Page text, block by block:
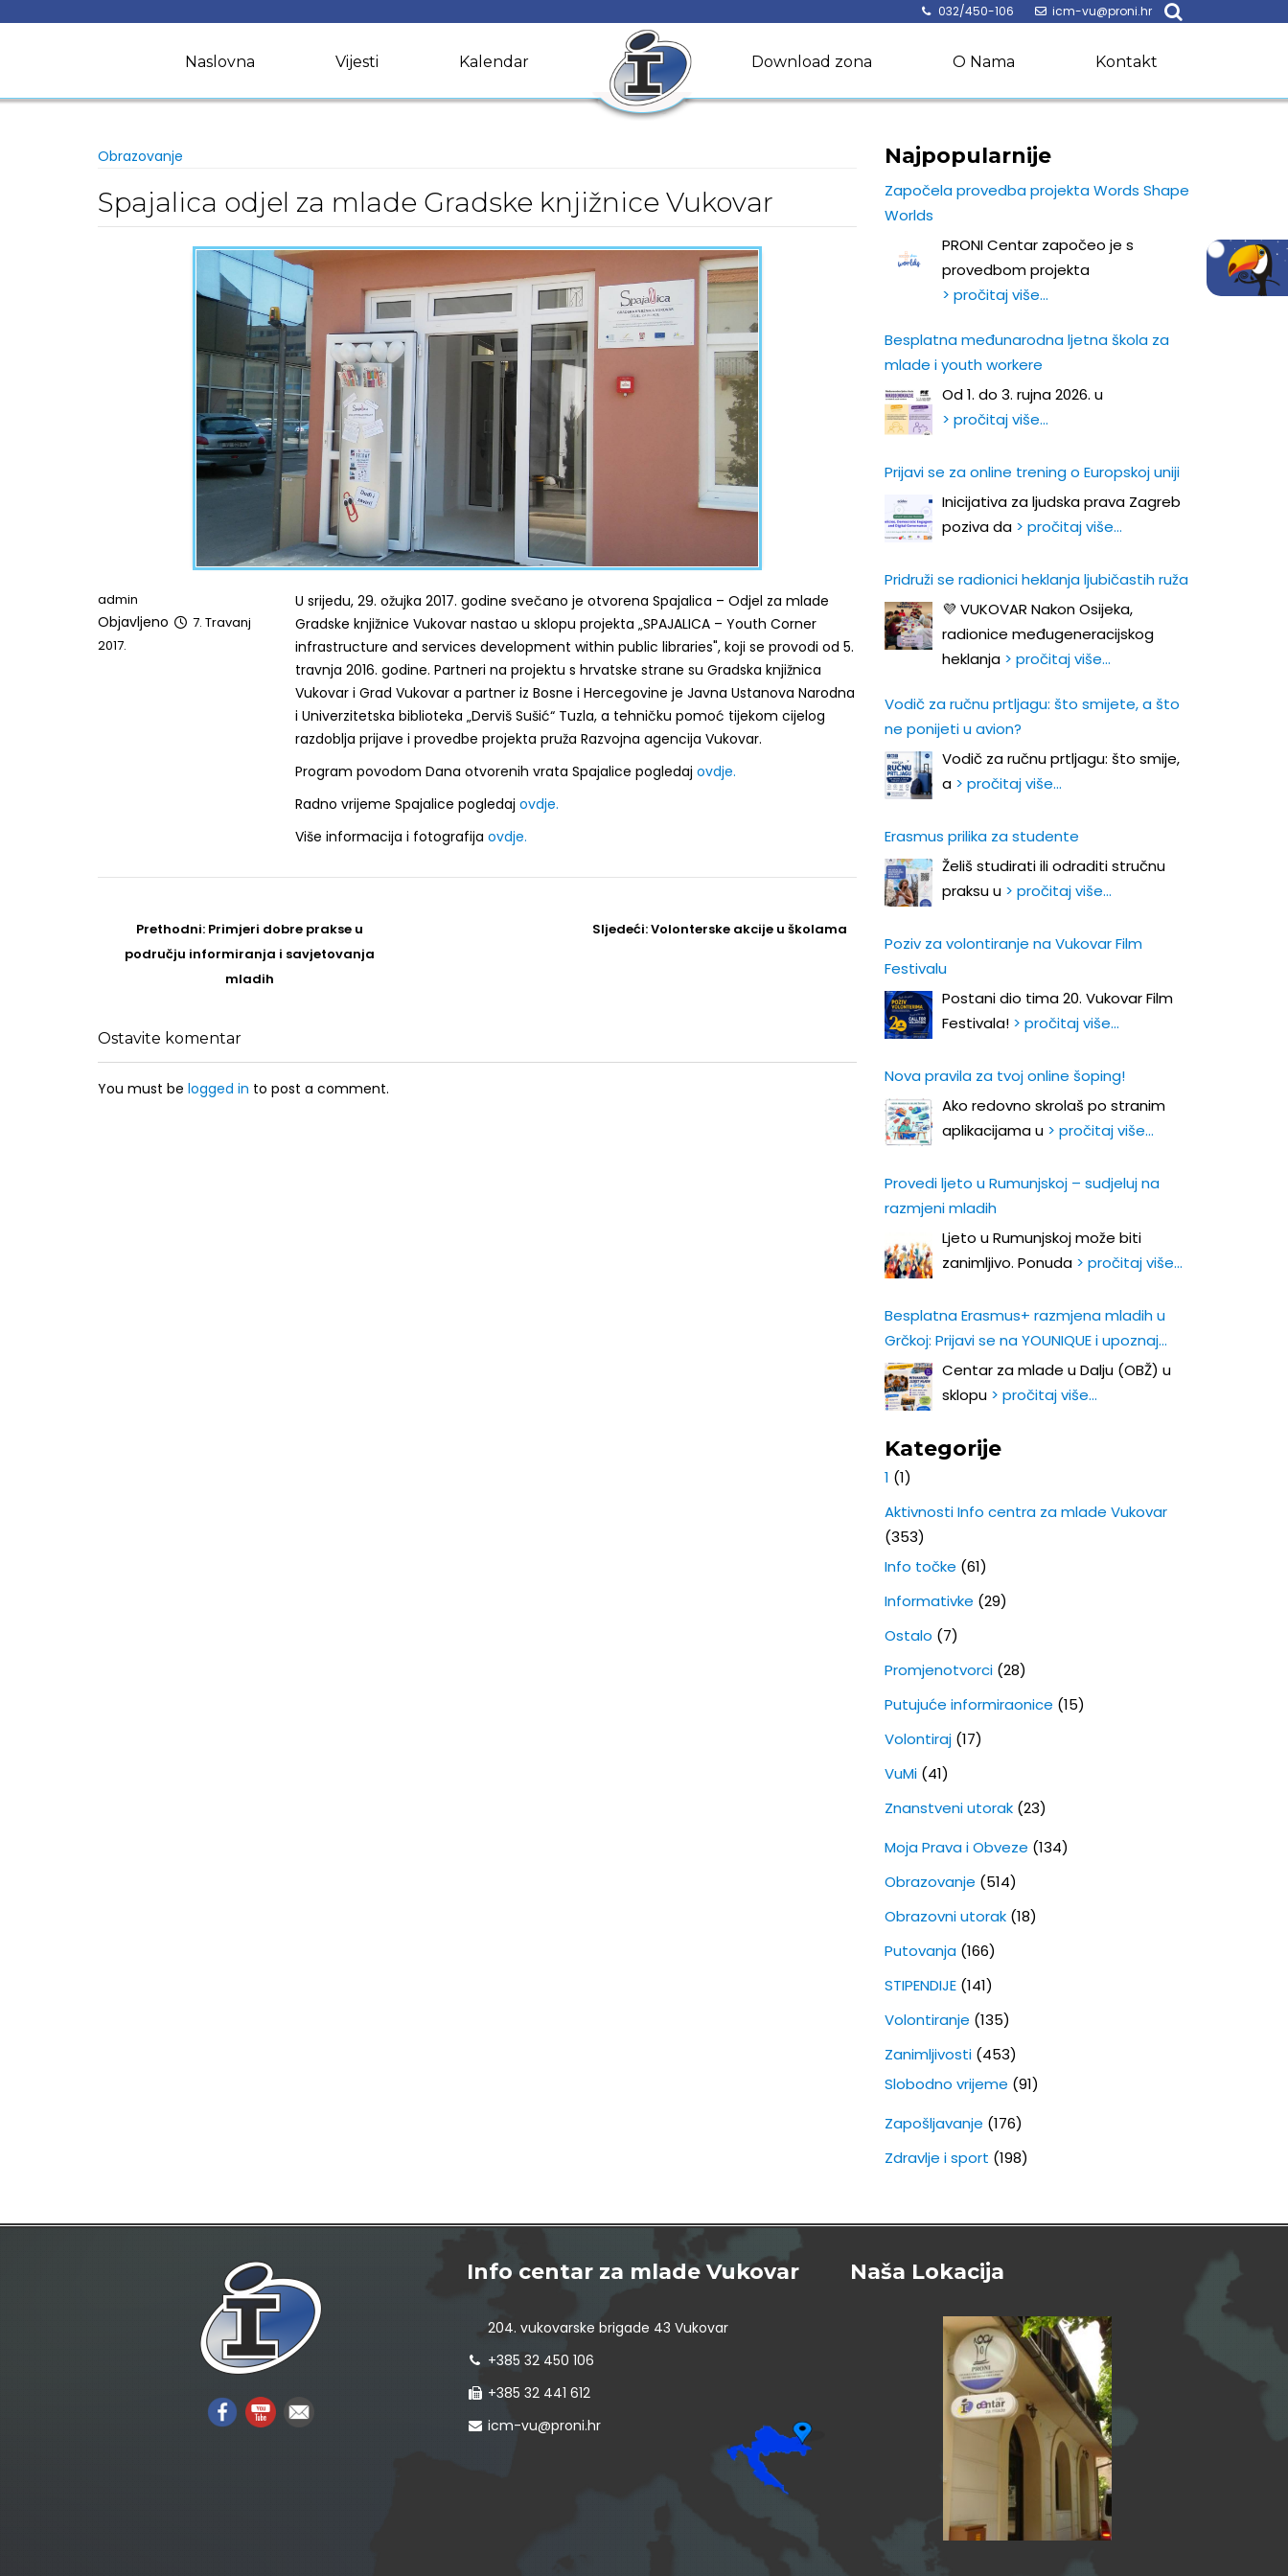
032/450-106 icm-vu@proni.hr
Naslovna Vijesti Kalendar Download zona O Nama Kontakt
Obrazovanje
Spajalica odjel za mlade Gradske knjižnice Vukovar
U srijedu, 29. ožujka 2017. godine svečano je otvorena Spajalica – Odjel za mlade
Gradske knjižnice Vukovar nastao u sklopu projekta „SPAJALICA – Youth Corner
infrastructure and services development within public libraries", koji se provodi od 5.
travnja 2016. godine. Partneri na projektu s hrvatske strane su Gradska knjižnica
Vukovar i Grad Vukovar a partner iz Bosne i Hercegovine je Javna Ustanova Narodna
i Univerzitetska biblioteka „Derviš Sušić“ Tuzla, a tehničku pomoć tijekom cijelog
razdoblja prijave i provedbe projekta pruža Razvojna agencija Vukovar.
Program povodom Dana otvorenih vrata Spajalice pogledaj ovdje.
Radno vrijeme Spajalice pogledaj ovdje.
Više informacija i fotografija ovdje.
admin
Objavljeno
7. Travanj
2017.
navigation
Prethodni: Prethodni
post
Primjeri dobre prakse u
području informiranja i savjetovanja
mladih
Sljedeći:Sljedeći
Volonterske akcije u školama
Ostavite komentar
You must be logged in to post a comment.
Najpopularnije
Započela provedba projekta Words Shape
Worlds
PRONI Centar započeo je s
provedbom projekta
> pročitaj više…
Besplatna međunarodna ljetna škola za
mlade i youth workere
Od 1. do 3. rujna 2026. u
> pročitaj više…
Prijavi se za online trening o Europskoj uniji
Inicijativa za ljudska prava Zagreb
poziva da > pročitaj više…
Pridruži se radionici heklanja ljubičastih ruža
💜 VUKOVAR Nakon Osijeka,
radionice međugeneracijskog
heklanja > pročitaj više…
Vodič za ručnu prtljagu: što smijete, a što
ne ponijeti u avion?
Vodič za ručnu prtljagu: što smije,
a > pročitaj više…
Erasmus prilika za studente
Želiš studirati ili odraditi stručnu
praksu u > pročitaj više…
Poziv za volontiranje na Vukovar Film
Festivalu
Postani dio tima 20. Vukovar Film
Festivala! > pročitaj više…
Nova pravila za tvoj online šoping!
Ako redovno skrolaš po stranim
aplikacijama u > pročitaj više…
Provedi ljeto u Rumunjskoj – sudjeluj na
razmjeni mladih
Ljeto u Rumunjskoj može biti
zanimljivo. Ponuda > pročitaj više…
Besplatna Erasmus+ razmjena mladih u
Grčkoj: Prijavi se na YOUNIQUE i upoznaj
Europu iz prve ruke!
Centar za mlade u Dalju (OBŽ) u
sklopu > pročitaj više…
Kategorije
1 (1)
Aktivnosti Info centra za mlade Vukovar
(353)
Info točke (61)
Informativke (29)
Ostalo (7)
Promjenotvorci(28)
Putujuće informiraonice (15)
Volontiraj(17)
VuMi(41)
Znanstveni utorak(23)
Moja Prava i Obveze (134)
Obrazovanje (514)
Obrazovni utorak(18)
Putovanja(166)
STIPENDIJE(141)
Volontiranje (135)
Zanimljivosti(453)
Slobodno vrijeme (91)
Zapošljavanje (176)
Zdravlje i sport (198)
Info centar za mlade Vukovar
204. vukovarske brigade 43 Vukovar
+385 32 450 106
+385 32 441 612
icm-vu@proni.hr
Naša Lokacija